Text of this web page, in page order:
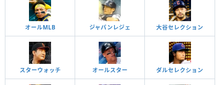
オールMLB ジャパンレジェ 大谷セレクション
スターウォッチ オールスター ダルセレクション